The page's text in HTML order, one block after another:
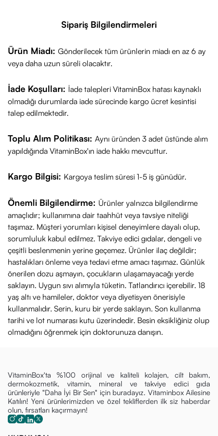
Yüzünüzü cildinize uygun bir temizleyici ile yıkayın
ve nazikçe kurulayın.
Uygulama:
Temiz cilde, özellikle ton eşitsizliği olan bölgelere
uygulayın.
Zamanlama:Günde bir kez, tercihen akşam rutininde
kullanılması tavsiye edilir.
rutini tamamlayabilirsiniz. Gündüz kullanımlarında cildi
korumak için mutlakaSPF 50+ güneş koruyucu ile
Neden Blocer365 Traneksamik Asit %5?
ve yıpratmayan özel bir dengeye sahiptir.
Modern Formülasyon:Leke karşıtı içerikler arasında son
yılların en çok tercih edilen aktif maddesini etkili bir
konsantrasyonda sunar.
Profesyonel Destek:Cildin alt katmanlarındaki düzensiz
pigmentasyon süreçlerini hedefleyerek kalıcı bir berraklık
hedefler.
Önemli Uyarılar
Haricen kullanılır. Göz ile temasından kaçınınız; temas
durumunda bol su ile yıkayınız.
bir bölgesinde (yama testi) denemeniz önerilir.
Doğrudan güneş ışığı almayan, serin ve kuru bir yerde
muhafaza ediniz.
Çocukların erişemeyeceği yerlerde saklayınız.
Sipariş Bilgilendirmeleri
Ürün Miadı: Gönderilecek tüm ürünlerin miadı en az 6 ay
veya daha uzun süreli olacaktır.
İade Koşulları: İade talepleri VitaminBox hatası kaynaklı
olmadığı durumlarda iade sürecinde kargo ücret kesintisi
talep edilmektedir.
Toplu Alım Politikası: Aynı üründen 3 adet üstünde alım
yapıldığında VitaminBox'ın iade hakkı mevcuttur.
Kargo Bilgisi: Kargoya teslim süresi 1-5 iş günüdür.
Önemli Bilgilendirme: Ürünler yalnızca bilgilendirme
amaçlıdır; kullanımına dair taahhüt veya tavsiye niteliği
taşımaz. Müşteri yorumları kişisel deneyimlere dayalı olup,
sorumluluk kabul edilmez. Takviye edici gıdalar, dengeli ve
çeşitli beslenmenin yerine geçemez. Ürünler ilaç değildir;
hastalıkları önleme veya tedavi etme amacı taşımaz. Günlük
önerilen dozu aşmayın, çocukların ulaşamayacağı yerde
saklayın. Uygun sıvı alımıyla tüketin. Tatlandırıcı içerebilir. 18
yaş altı ve hamileler, doktor veya diyetisyen önerisiyle
kullanmalıdır. Serin, kuru bir yerde saklayın. Son kullanma
tarihi ve lot numarası kutu üzerindedir. Besin eksikliğiniz olup
olmadığını öğrenmek için doktorunuza danışın.
VitaminBox'ta %100 orijinal ve kaliteli kolajen, cilt bakım,
dermokozmetik, vitamin, mineral ve takviye edici gıda
ürünleriyle "Daha İyi Bir Sen" için buradayız. Vitaminbox Ailesine
Katılın! Yeni ürünlerimizden ve özel tekliflerden ilk siz haberdar
olun, fırsatları kaçırmayın!